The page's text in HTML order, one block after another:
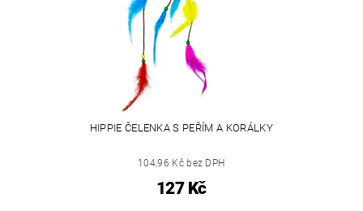
HIPPIE ČELENKA S PEŘÍM A KORÁLKY
104,96 Kč bez DPH
127 Kč